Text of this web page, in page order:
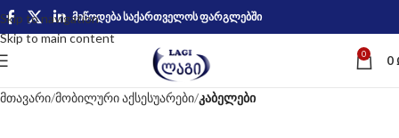
Skip to navigation
Skip to main content
მიწოდება საქართველოს ფარგლებში
0 0
მთავარი მობილური აქსესუარები კაბელები